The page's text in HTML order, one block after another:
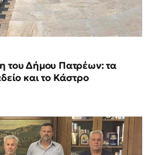
του Δήμου Πατρέων: τα
και το Κάστρο